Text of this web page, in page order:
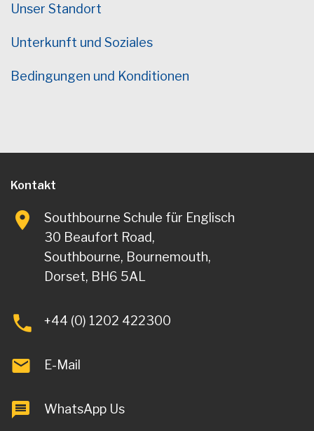
Unser Standort
Unterkunft und Soziales
Bedingungen und Konditionen
Kontakt
Southbourne Schule für Englisch
30 Beaufort Road,
Southbourne, Bournemouth,
Dorset, BH6 5AL
+44 (0) 1202 422300
E-Mail
WhatsApp Us